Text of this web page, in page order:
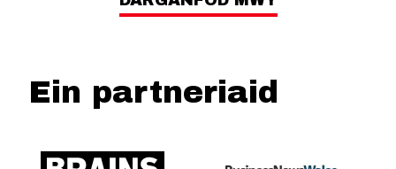
Ein partneriaid